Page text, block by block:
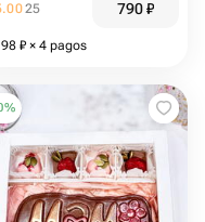
25 790₽
₽ × 4 pagos
%